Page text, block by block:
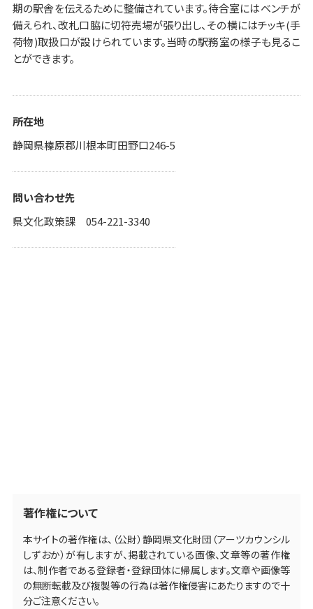
期の駅舎を伝えるために整備されています。待合室にはベンチが
備えられ、改札口脇に切符売場が張り出し、その横にはチッキ(手
荷物)取扱口が設けられています。当時の駅務室の様子も見るこ
とができます。
所在地
静岡県榛原郡川根本町田野口246-5
問い合わせ先
県文化政策課 054-221-3340
著作権について
本サイトの著作権は、（公財）静岡県文化財団（アーツカウンシル
しずおか）が有しますが、掲載されている画像、文章等の著作権
は、制作者である登録者・登録団体に帰属します。文章や画像等
の無断転載及び複製等の行為は著作権侵害にあたりますので十
分ご注意ください。